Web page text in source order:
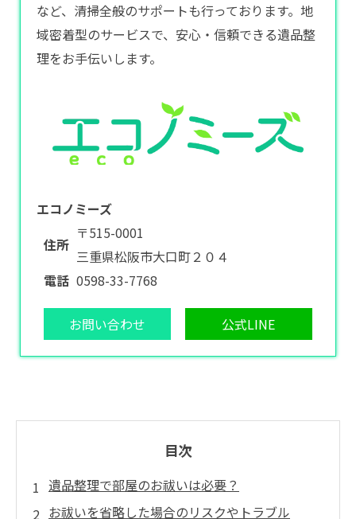
など、清掃全般のサポートも行っております。地
域密着型のサービスで、安心・信頼できる遺品整
理をお手伝いします。
エコノミーズ
住所
〒515-0001
三重県松阪市大口町２０４
電話 0598-33-7768
お問い合わせ 公式LINE
目次
遺品整理で部屋のお祓いは必要？
お祓いを省略した場合のリスクやトラブル